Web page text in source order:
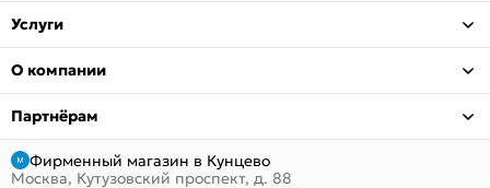
Услуги
О компании
Партнёрам
Фирменный магазин в Кунцево
Москва, Кутузовский проспект, д. 88